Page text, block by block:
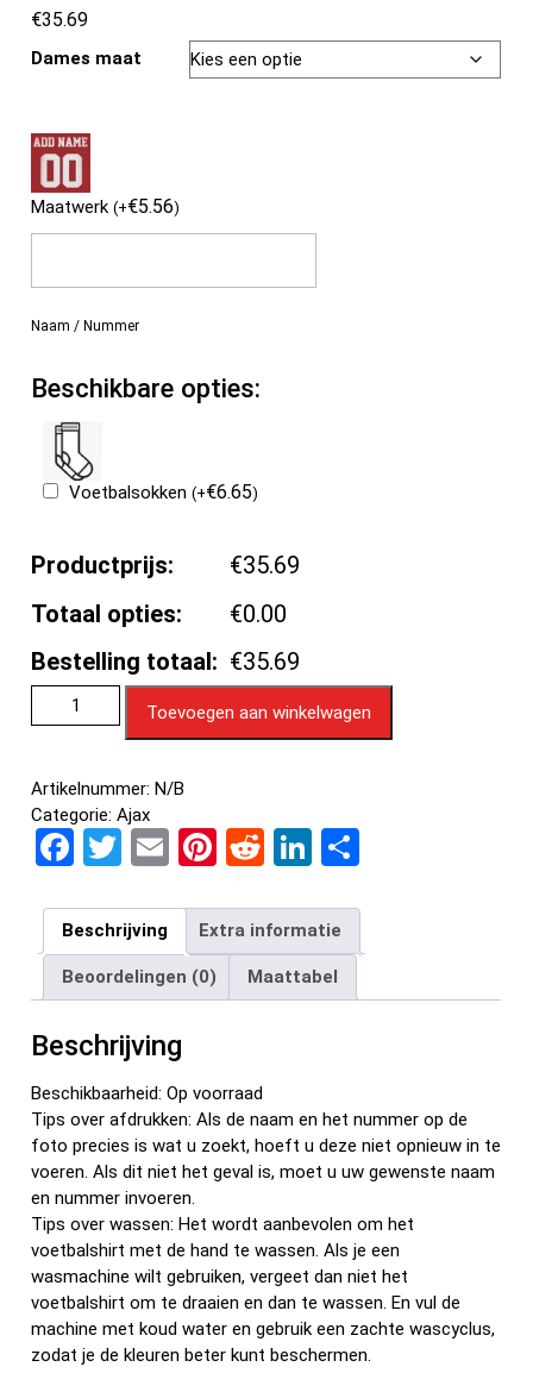
€35.69
Dames maat
Maatwerk(+€5.56)
Naam / Nummer
Beschikbare opties:
Voetbalsokken(+€6.65)
Productprijs:
€35.69
Totaal opties:
€0.00
Bestelling totaal: €35.69
Toevoegen aan winkelwagen
Artikelnummer:N/B
Categorie:Ajax
F
ce
b
o
o
k
T
tt
er
E
ail
Pi
er
es
t
R
d
di
t
Li
ke
dI
n
e
n
Beschrijving Extra informatie
Beoordelingen (0) Maattabel
Beschrijving
Beschikbaarheid: Op voorraad
Tips over afdrukken: Als de naam en het nummer op de
foto precies is wat u zoekt, hoeft u deze niet opnieuw in te
voeren. Als dit niet het geval is, moet u uw gewenste naam
en nummer invoeren.
Tips over wassen: Het wordt aanbevolen om het
voetbalshirt met de hand te wassen. Als je een
wasmachine wilt gebruiken, vergeet dan niet het
voetbalshirt om te draaien en dan te wassen. En vul de
machine met koud water en gebruik een zachte wascyclus,
zodat je de kleuren beter kunt beschermen.